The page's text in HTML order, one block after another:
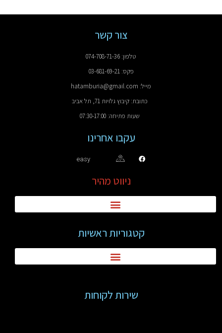
צור קשר
טלפון: 074-708-71-36
פקס: 03-681-69-21
מייל: hatamburia@gmail.com
כתובת: קיבוץ גלויות 71, תל אביב
שעות פתיחה: 07:30-17:00
עקבו אחרינו
easy
ניווט מהיר
קטגוריות ראשיות
שירות לקוחות